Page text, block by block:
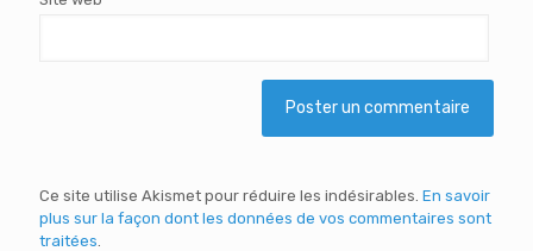
Ce site utilise Akismet pour réduire les indésirables. En savoir
plus sur la façon dont les données de vos commentaires sont
traitées.